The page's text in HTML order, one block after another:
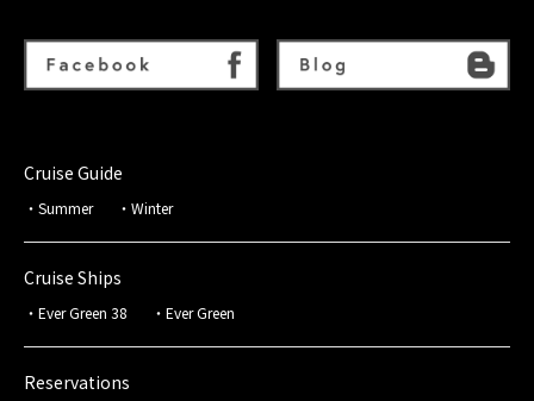
Cruise Guide
Summer Winter
Cruise Ships
Ever Green 38 Ever Green
Reservations